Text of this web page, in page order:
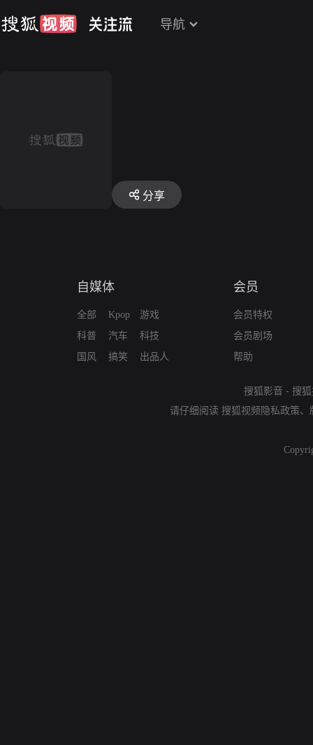
导航
分享
自媒体
全部
科普
国风
Kpop
汽车
搞笑
游戏
科技
出品人
会员
会员特权
会员剧场
帮助
搜狐影音 - 搜
请仔细阅读 搜狐视频隐私政策、